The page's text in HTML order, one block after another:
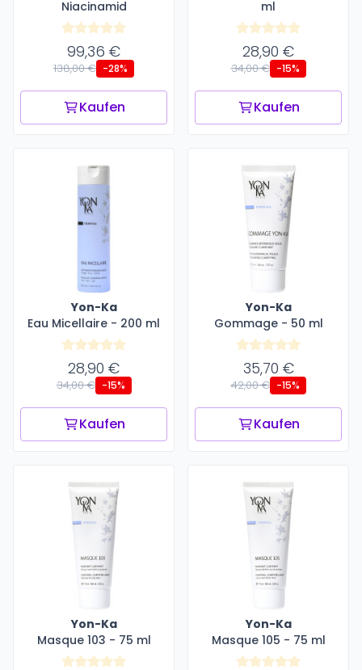
Niacinamid
99,36 €
138,00 € -28%
Kaufen
ml
28,90 €
34,00 € -15%
Kaufen
Yon-Ka
Eau Micellaire - 200 ml
28,90 €
34,00 € -15%
Kaufen
Yon-Ka
Gommage - 50 ml
35,70 €
42,00 € -15%
Kaufen
Yon-Ka
Masque 103 - 75 ml
Yon-Ka
Masque 105 - 75 ml